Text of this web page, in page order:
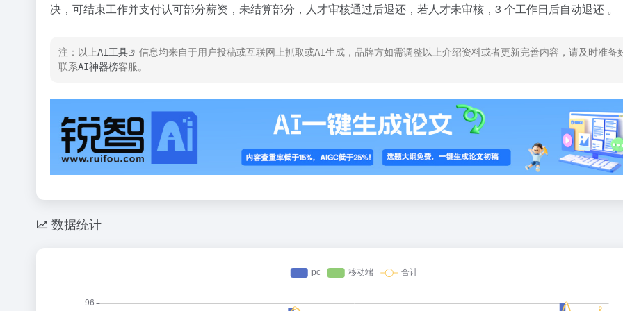
决，可结束工作并支付认可部分薪资，未结算部分，人才审核通过后退还，若人才未审核，3 个工作日后自动退还 。
注：以上AI工具
信息均来自于用户投稿或互联网上抓取或AI生成，品牌方如需调整以上介绍资料或者更新完善内容，请及时准备
联系AI神器榜客服。
数据统计